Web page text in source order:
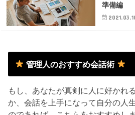
準備編
管理人のおすすめ会話術
もし、あなたが真剣に人に好かれ
か、会話を上手になって自分の人